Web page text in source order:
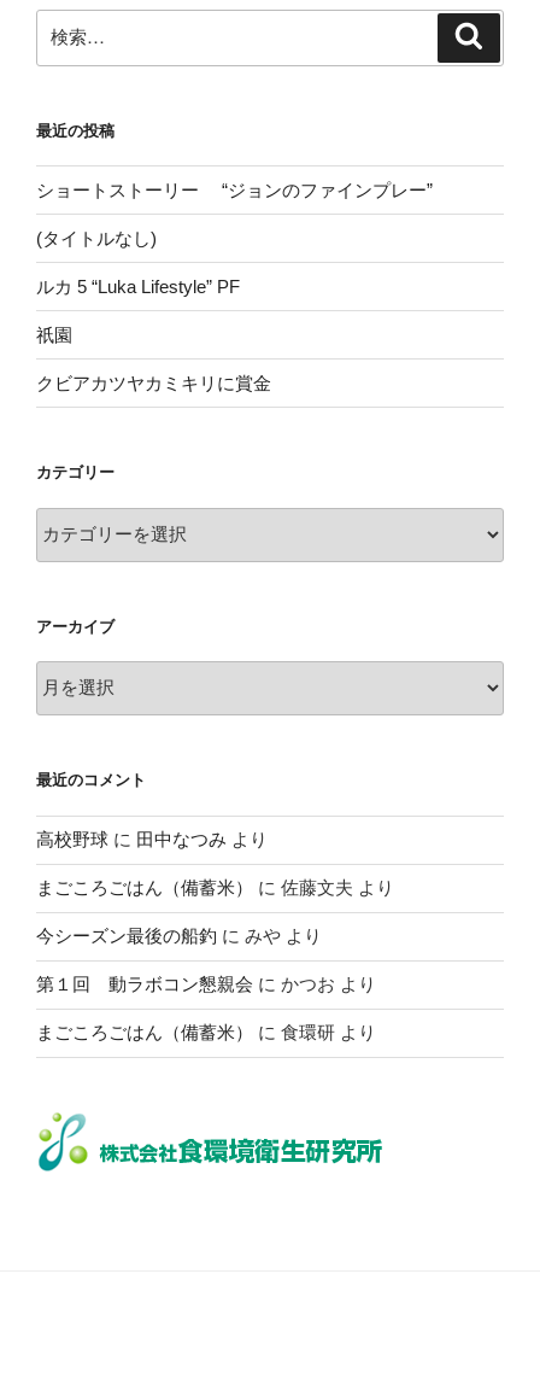
索:
最近の投稿
ショートストーリー “ジョンのファインプレー”
(タイトルなし)
ルカ 5 “Luka Lifestyle” PF
祇園
クビアカツヤカミキリに賞金
カテゴリー
テ
ー
アーカイブ
ー
ブ
最近のコメント
高校野球 に 田中なつみ より
まごころごはん（備蓄米） に 佐藤文夫 より
今シーズン最後の船釣 に みや より
第１回 動ラボコン懇親会 に かつお より
まごころごはん（備蓄米） に 食環研 より